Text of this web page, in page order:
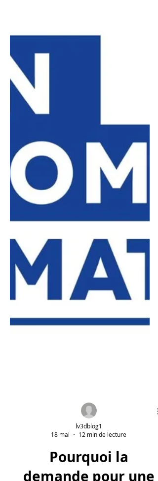
prototypes industriels respectant
lv3dblog1
18 mai
12 min de lecture